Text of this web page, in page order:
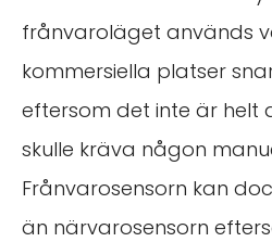
frånvaroläget används
kommersiella platser
eftersom det inte är helt
skulle kräva någon
Frånvarosensorn kan
än närvarosensorn